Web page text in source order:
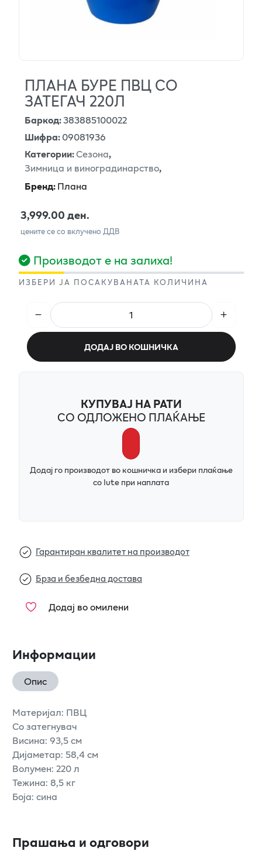
ПЛАНА БУРЕ ПВЦ СО
ЗАТЕГАЧ 220Л
Баркод:383885100022
Шифра:09081936
Категории:Сезона,
Зимница и виноградинарство,
Бренд:Плана
3,999.00 ден.
цените се со вклучено ДДВ
Производот е на залиха!
ИЗБЕРИ ЈА ПОСАКУВАНАТА КОЛИЧИНА
ДОДАЈ ВО КОШНИЧКА
КУПУВАЈ НА РАТИ
СО ОДЛОЖЕНО ПЛАЌАЊЕ
Додај го производот во кошничка и избери плаќање
со Iute при наплата
Гарантиран квалитет на производот
Брза и безбедна достава
Додај во омилени
Информации
Опис
Материјал: ПВЦ
Со затегнувач
Висина: 93,5 см
Дијаметар: 58,4 см
Волумен: 220 л
Тежина: 8,5 кг
Боја: сина
Прашања и одговори